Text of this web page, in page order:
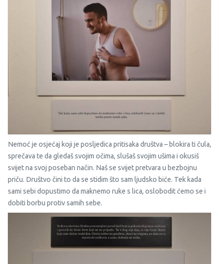
Nemoć je osjećaj koji je posljedica pritisaka društva – blokira ti čula,
sprečava te da gledaš svojim očima, slušaš svojim ušima i okusiš
svijet na svoj poseban način. Naš se svijet pretvara u bezbojnu
priču. Društvo čini to da se stidim što sam ljudsko biće. Tek kada
sami sebi dopustimo da maknemo ruke s lica, oslobodit ćemo se i
dobiti borbu protiv samih sebe.